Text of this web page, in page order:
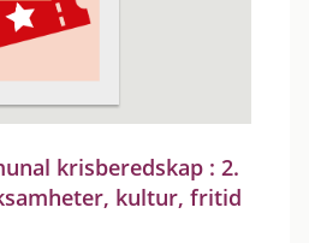
krisberedskap : 2.
kultur, fritid